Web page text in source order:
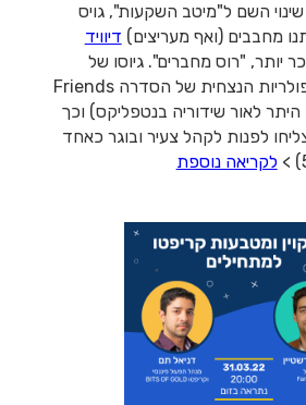
השם ל"מיטב השקעות", גויס
מחבבים (ואף מעריצים) דיוויד
יותר, "רוס מחברים". גיוסו של
שווימר בא לאור הפופולריות הנצחית של הסדרה Friends
היתר לאור שידוריה בנטפליקס) וכך
לפנות לקהל צעיר ובוגר כאחד
לקריאה נוספת